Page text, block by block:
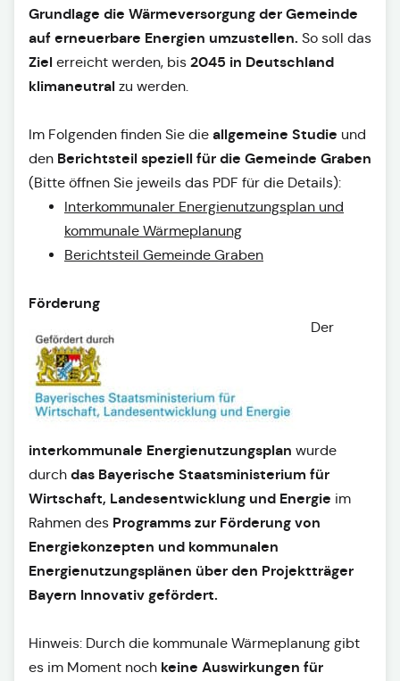
Grundlage die Wärmeversorgung der Gemeinde
auf erneuerbare Energien umzustellen. So soll das
Ziel erreicht werden, bis 2045 in Deutschland
klimaneutral zu werden.
Im Folgenden finden Sie die allgemeine Studie und
den Berichtsteil speziell für die Gemeinde Graben
(Bitte öffnen Sie jeweils das PDF für die Details):
Interkommunaler Energienutzungsplan und
kommunale Wärmeplanung
Berichtsteil Gemeinde Graben
Förderung
Der
interkommunale Energienutzungsplan wurde
durch das Bayerische Staatsministerium für
Wirtschaft, Landesentwicklung und Energie im
Rahmen des Programms zur Förderung von
Energiekonzepten und kommunalen
Energienutzungsplänen über den Projektträger
Bayern Innovativ gefördert.
Hinweis: Durch die kommunale Wärmeplanung gibt
es im Moment noch keine Auswirkungen für